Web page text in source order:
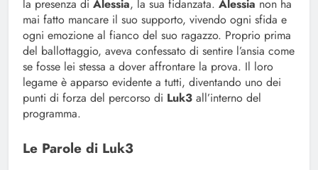
la presenza di Alessia, la sua fidanzata. Alessia non ha
mai fatto mancare il suo supporto, vivendo ogni sfida e
ogni emozione al fianco del suo ragazzo. Proprio prima
del ballottaggio, aveva confessato di sentire l’ansia come
se fosse lei stessa a dover affrontare la prova. Il loro
legame è apparso evidente a tutti, diventando uno dei
punti di forza del percorso di Luk3 all’interno del
programma.
Le Parole di Luk3